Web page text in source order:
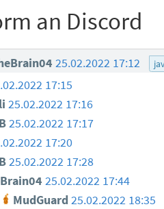
an Discord
25.02.2022 17:12
17:15
25.02.2022 17:16
25.02.2022 17:17
17:20
25.02.2022 17:28
25.02.2022 17:44
MudGuard 25.02.2022 18:35